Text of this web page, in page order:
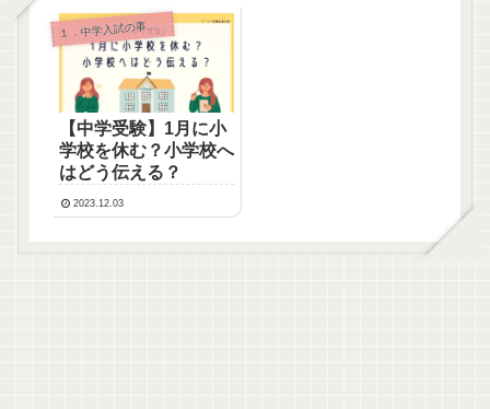
１．中学入試の事前準備と持ち物
【中学受験】1月に小
学校を休む？小学校へ
はどう伝える？
2023.12.03